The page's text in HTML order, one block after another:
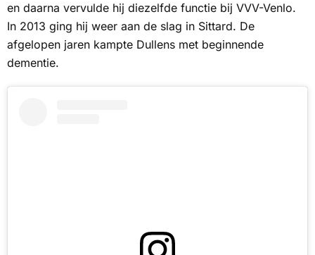
en daarna vervulde hij diezelfde functie bij VVV-Venlo.
In 2013 ging hij weer aan de slag in Sittard. De
afgelopen jaren kampte Dullens met beginnende
dementie.